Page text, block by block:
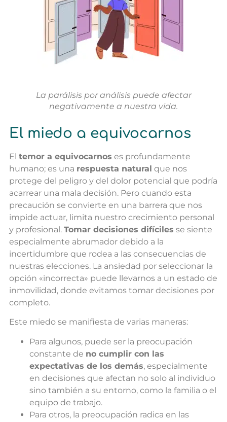
La parálisis por análisis puede afectar
negativamente a nuestra vida.
El miedo a equivocarnos
El temor a equivocarnos es profundamente
humano; es una respuesta natural que nos
protege del peligro y del dolor potencial que podría
acarrear una mala decisión. Pero cuando esta
precaución se convierte en una barrera que nos
impide actuar, limita nuestro crecimiento personal
y profesional. Tomar decisiones difíciles se siente
especialmente abrumador debido a la
incertidumbre que rodea a las consecuencias de
nuestras elecciones. La ansiedad por seleccionar la
opción «incorrecta» puede llevarnos a un estado de
inmovilidad, donde evitamos tomar decisiones por
completo.
Este miedo se manifiesta de varias maneras:
Para algunos, puede ser la preocupación
constante de no cumplir con las
expectativas de los demás, especialmente
en decisiones que afectan no solo al individuo
sino también a su entorno, como la familia o el
equipo de trabajo.
Para otros, la preocupación radica en las